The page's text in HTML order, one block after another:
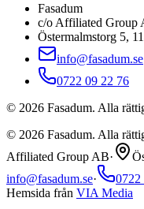
Fasadum
c/o Affiliated Group
Östermalmstorg 5,
info@fasadum.se
0722 09 22 76
© 2026 Fasadum. Alla
© 2026 Fasadum. Alla
Affiliated Group AB·
info@fasadum.se·
0722
Hemsida från VIA Media